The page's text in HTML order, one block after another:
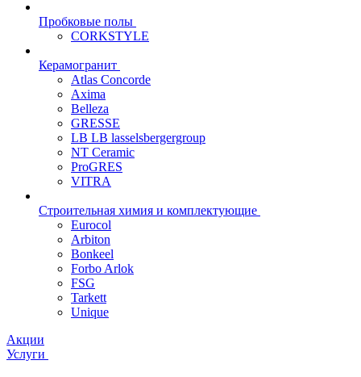
Пробковые полы
CORKSTYLE
Керамогранит
Atlas Concorde
Axima
Belleza
GRESSE
LB LB lasselsbergergroup
NT Ceramic
ProGRES
VITRA
Строительная химия и комплектующие
Eurocol
Arbiton
Bonkeel
Forbo Arlok
FSG
Tarkett
Unique
Акции
Услуги